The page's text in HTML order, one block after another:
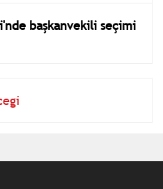
başkanvekili seçimi